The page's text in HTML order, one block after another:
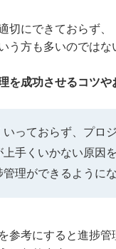
切にできておらず
う方も多いのではな
を成功させるコツや
っておらず、プロ
手くいかない原因
理ができるように
参考にすると進捗